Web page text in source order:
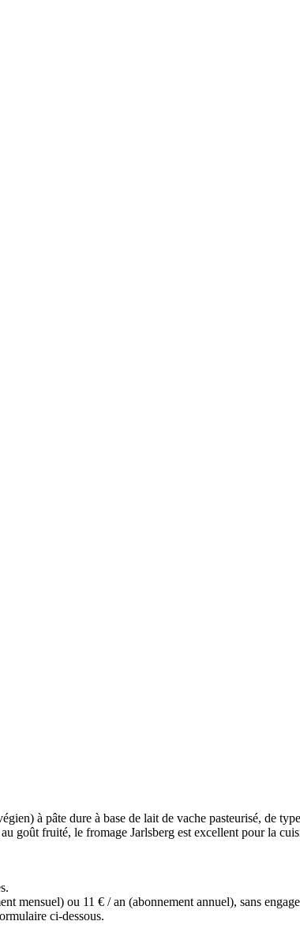
à pâte dure à base de lait de vache pasteurisé, de
fruité, le fromage Jarlsberg est excellent pour la
mensuel) ou 11 € / an (abonnement annuel), sans
ci-dessous.